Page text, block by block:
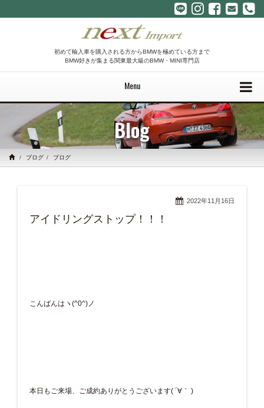
初めて輸入車を購入される方からBMWを極めている方まで
BMW好きが集まる関東最大級のBMW・MINI専門店
Menu
Blog
ブログ ブログ
2022年11月16日
アイドリングストップ！！！
こんばんはヽ(^0^)ノ
本日もご来場、ご成約ありがとうございます( ´∀｀ )